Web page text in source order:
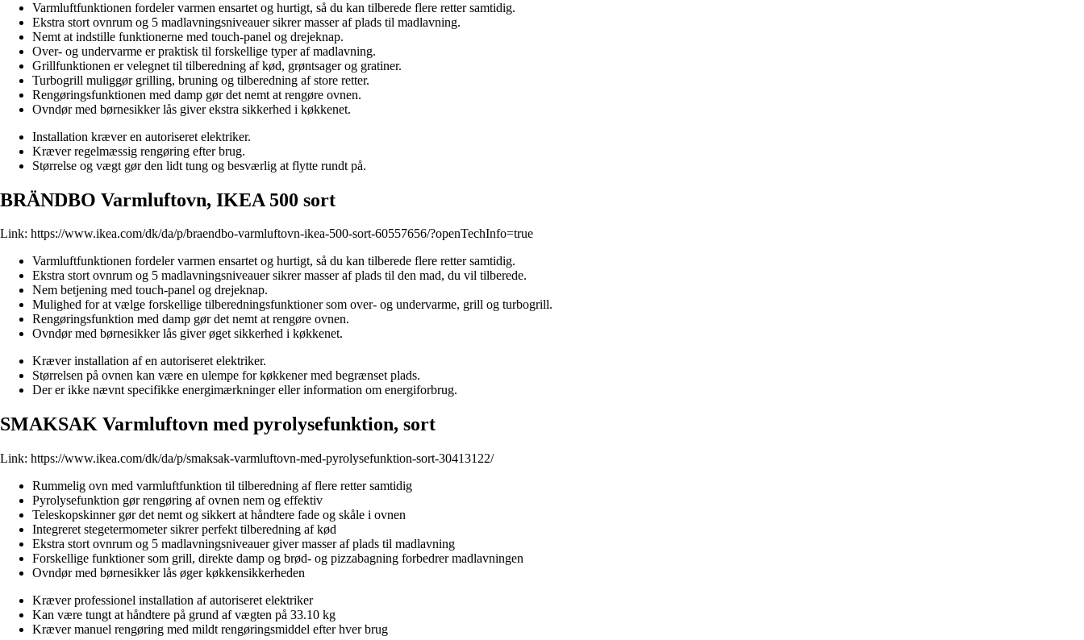
Varmluftfunktionen fordeler varmen ensartet og hurtigt, så du kan tilberede flere retter samtidig.
Ekstra stort ovnrum og 5 madlavningsniveauer sikrer masser af plads til madlavning.
Nemt at indstille funktionerne med touch-panel og drejeknap.
Over- og undervarme er praktisk til forskellige typer af madlavning.
Grillfunktionen er velegnet til tilberedning af kød, grøntsager og gratiner.
Turbogrill muliggør grilling, bruning og tilberedning af store retter.
Rengøringsfunktionen med damp gør det nemt at rengøre ovnen.
Ovndør med børnesikker lås giver ekstra sikkerhed i køkkenet.
Installation kræver en autoriseret elektriker.
Kræver regelmæssig rengøring efter brug.
Størrelse og vægt gør den lidt tung og besværlig at flytte rundt på.
BRÄNDBO Varmluftovn, IKEA 500 sort
Link: https://www.ikea.com/dk/da/p/braendbo-varmluftovn-ikea-500-sort-60557656/?openTechInfo=true
Varmluftfunktionen fordeler varmen ensartet og hurtigt, så du kan tilberede flere retter samtidig.
Ekstra stort ovnrum og 5 madlavningsniveauer sikrer masser af plads til den mad, du vil tilberede.
Nem betjening med touch-panel og drejeknap.
Mulighed for at vælge forskellige tilberedningsfunktioner som over- og undervarme, grill og turbogrill.
Rengøringsfunktion med damp gør det nemt at rengøre ovnen.
Ovndør med børnesikker lås giver øget sikkerhed i køkkenet.
Kræver installation af en autoriseret elektriker.
Størrelsen på ovnen kan være en ulempe for køkkener med begrænset plads.
Der er ikke nævnt specifikke energimærkninger eller information om energiforbrug.
SMAKSAK Varmluftovn med pyrolysefunktion, sort
Link: https://www.ikea.com/dk/da/p/smaksak-varmluftovn-med-pyrolysefunktion-sort-30413122/
Rummelig ovn med varmluftfunktion til tilberedning af flere retter samtidig
Pyrolysefunktion gør rengøring af ovnen nem og effektiv
Teleskopskinner gør det nemt og sikkert at håndtere fade og skåle i ovnen
Integreret stegetermometer sikrer perfekt tilberedning af kød
Ekstra stort ovnrum og 5 madlavningsniveauer giver masser af plads til madlavning
Forskellige funktioner som grill, direkte damp og brød- og pizzabagning forbedrer madlavningen
Ovndør med børnesikker lås øger køkkensikkerheden
Kræver professionel installation af autoriseret elektriker
Kan være tungt at håndtere på grund af vægten på 33.10 kg
Kræver manuel rengøring med mildt rengøringsmiddel efter hver brug